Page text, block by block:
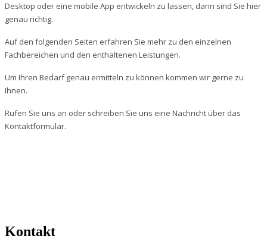
Desktop oder eine mobile App entwickeln zu lassen, dann sind Sie hier
genau richtig.
Auf den folgenden Seiten erfahren Sie mehr zu den einzelnen
Fachbereichen und den enthaltenen Leistungen.
Um Ihren Bedarf genau ermitteln zu können kommen wir gerne zu
Ihnen.
Rufen Sie uns an oder schreiben Sie uns eine Nachricht über das
Kontaktformular.
Kontakt